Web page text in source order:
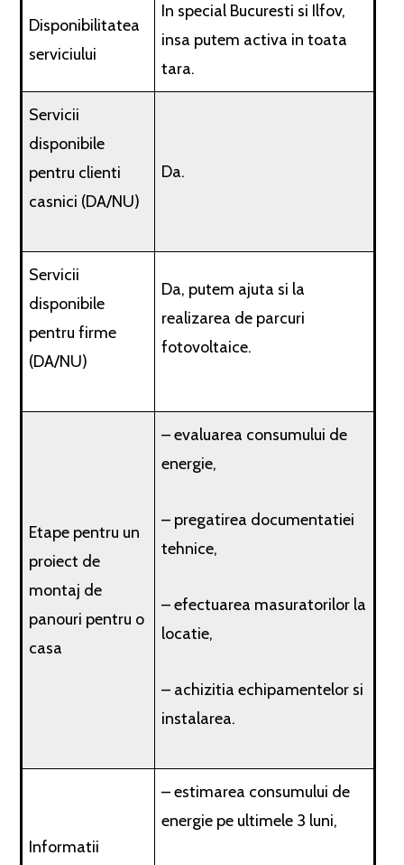
Disponibilitatea
serviciului
In special Bucuresti si Ilfov,
insa putem activa in toata
tara.
Servicii
disponibile
pentru clienti
casnici (DA/NU)
Da.
Servicii
disponibile
pentru firme
(DA/NU)
Da, putem ajuta si la
realizarea de parcuri
fotovoltaice.
Etape pentru un
proiect de
montaj de
panouri pentru o
casa
– evaluarea consumului de
energie,
– pregatirea documentatiei
tehnice,
– efectuarea masuratorilor la
locatie,
– achizitia echipamentelor si
instalarea.
Informatii
– estimarea consumului de
energie pe ultimele 3 luni,